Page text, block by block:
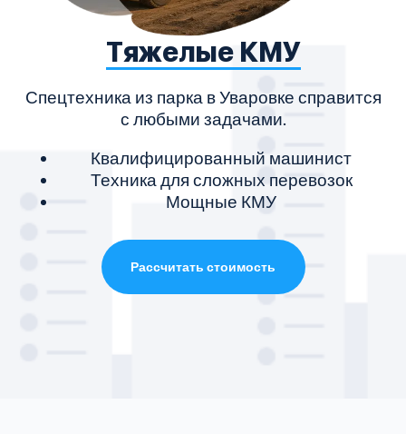
Тяжелые КМУ
Спецтехника из парка в Уваровке справится
с любыми задачами.
Квалифицированный машинист
Техника для сложных перевозок
Мощные КМУ
Рассчитать стоимость